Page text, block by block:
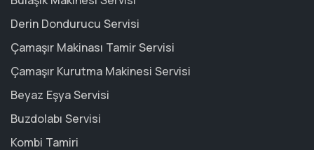
Derin Dondurucu Servisi
Çamaşır Makinası Tamir Servisi
Çamaşır Kurutma Makinesi Servisi
Beyaz Eşya Servisi
Buzdolabı Servisi
Kombi Tamiri